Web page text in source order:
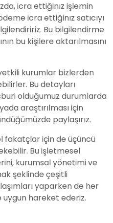
icra ettiğinız işlemin
icra ettiğinız satıcıyı
Bu bilgilendirme
bu kişilere aktarılmasını
kurumlar bizlerden
Bu detayları
olduğumuz durumlarda
araştırılması için
paylaşırız.
fakatçlar için de üçüncü
Bu işletmesel
kurumsal yönetimi ve
şeklinde çeşitli
yaparken de her
hareket ederiz.